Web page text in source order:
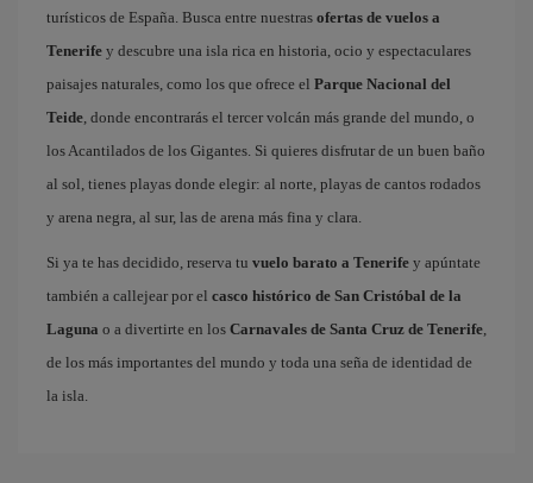
turísticos de España. Busca entre nuestras ofertas de vuelos a
Tenerife y descubre una isla rica en historia, ocio y espectaculares
paisajes naturales, como los que ofrece el Parque Nacional del
Teide, donde encontrarás el tercer volcán más grande del mundo, o
los Acantilados de los Gigantes. Si quieres disfrutar de un buen baño
al sol, tienes playas donde elegir: al norte, playas de cantos rodados
y arena negra, al sur, las de arena más fina y clara.
Si ya te has decidido, reserva tu vuelo barato a Tenerife y apúntate
también a callejear por el casco histórico de San Cristóbal de la
Laguna o a divertirte en los Carnavales de Santa Cruz de Tenerife,
de los más importantes del mundo y toda una seña de identidad de
la isla.